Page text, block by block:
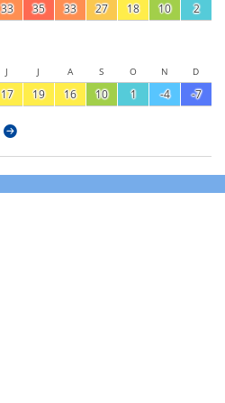
33 35 33 27 18 10 2
J J A S O N D
17 19 16 10 1 -4 -7